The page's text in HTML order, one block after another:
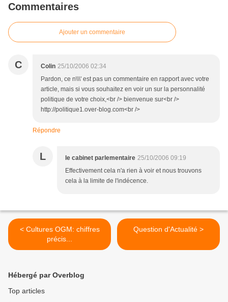
Commentaires
Ajouter un commentaire
C Colin 25/10/2006 02:34
Pardon, ce n\\\' est pas un commentaire en rapport avec votre
article, mais si vous souhaitez en voir un sur la personnalité
politique de votre choix,<br /> bienvenue sur<br />
http://politique1.over-blog.com<br />
Répondre
L le cabinet parlementaire 25/10/2006 09:19
Effectivement cela n'a rien à voir et nous trouvons
cela à la limite de l'indécence.
< Cultures OGM: chiffres
précis...
Question d'Actualité >
Hébergé par Overblog
Top articles